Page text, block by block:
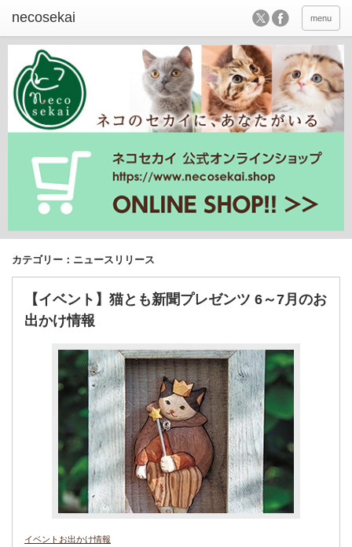
menu
カテゴリー：ニュースリリース
【イベント】猫とも新聞プレゼンツ 6～7月のお
出かけ情報
イベントお出かけ情報